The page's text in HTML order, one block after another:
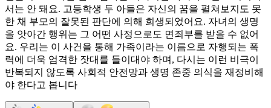
서는 안 돼요. 고등학생 두 아들은 자신의 꿈을 펼쳐보지도 못
한 채 부모의 잘못된 판단에 의해 희생되었어요. 자녀의 생명
을 앗아간 행위는 그 어떤 사정으로도 면죄부를 받을 수 없어
요. 우리는 이 사건을 통해 가족이라는 이름으로 자행되는 폭
력에 더욱 엄격한 잣대를 들이대야 하며, 다시는 이런 비극이
반복되지 않도록 사회적 안전망과 생명 존중 의식을 재정비해
야 한다고 봅니다